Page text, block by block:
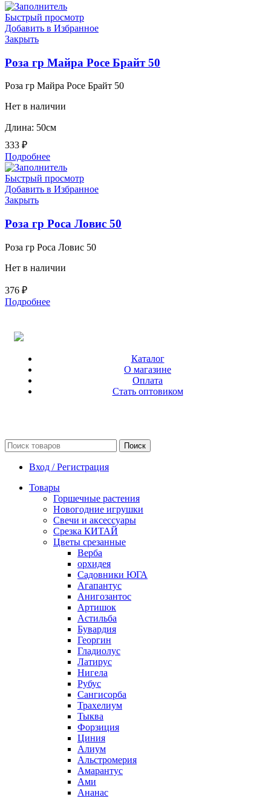
Быстрый просмотр
Добавить в Избранное
Закрыть
Роза гр Майра Росе Брайт 50
Роза гр Майра Росе Брайт 50
Нет в наличии
Длина: 50см
333 ₽
Подробнее
Быстрый просмотр
Добавить в Избранное
Закрыть
Роза гр Роса Ловис 50
Роза гр Роса Ловис 50
Нет в наличии
376 ₽
Подробнее
Каталог
О магазине
Оплата
Стать оптовиком
Поиск
Вход / Регистрация
Товары
Горшечные растения
Новогодние игрушки
Свечи и аксессуары
Срезка КИТАЙ
Цветы срезанные
Верба
орхидея
Садовники ЮГА
Агапантус
Анигозантос
Артишок
Астильба
Бувардия
Георгин
Гладиолус
Латирус
Нигела
Рубус
Сангисорба
Трахелиум
Тыква
Форзиция
Циния
Алиум
Альстромерия
Амарантус
Ами
Ананас